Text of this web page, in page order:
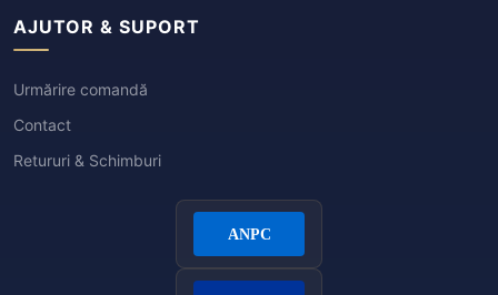
AJUTOR & SUPORT
Urmărire comandă
Contact
Retururi & Schimburi